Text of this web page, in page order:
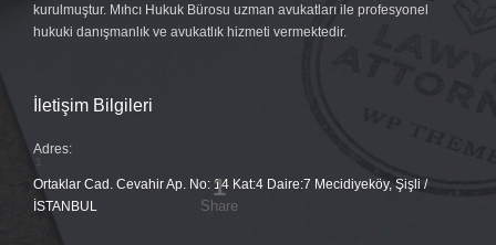
kurulmuştur. Mıhcı Hukuk Bürosu uzman avukatları ile profesyonel
hukuki danışmanlık ve avukatlık hizmeti vermektedir.
İletişim Bilgileri
Adres:
Ortaklar Cad. Cevahir Ap. No: 14 Kat:4 Daire:7 Mecidiyeköy, Şişli /
İSTANBUL